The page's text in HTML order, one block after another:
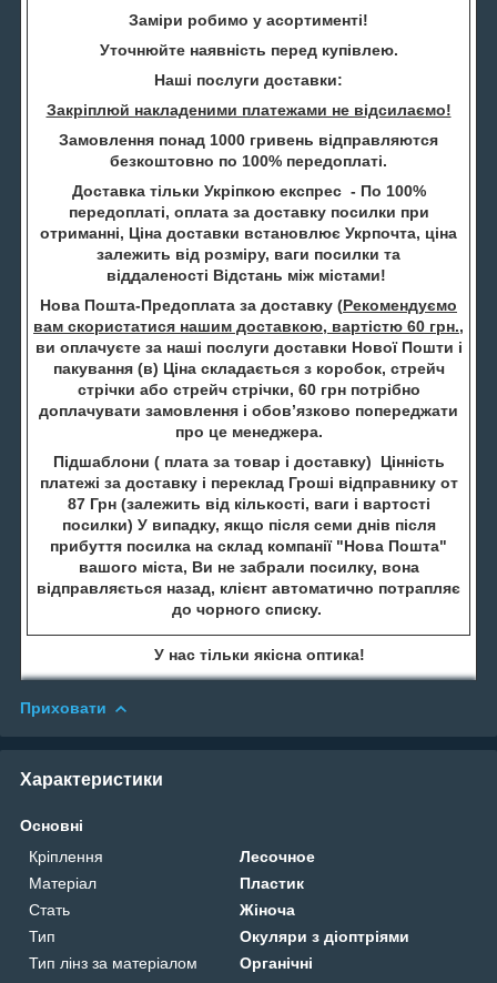
Заміри робимо у асортименті!
Уточнюйте наявність перед купівлею.
Наші послуги доставки:
Закріплюй накладеними платежами не відсилаємо!
Замовлення понад 1000 гривень відправляются
безкоштовно по 100% передоплаті.
Доставка тільки Укріпкою експрес - По 100%
передоплаті, оплата за доставку посилки при
отриманні, Ціна доставки встановлює Укрпочта, ціна
залежить від розміру, ваги посилки та
віддаленості Відстань між містами!
Нова Пошта-Предоплата за доставку (Рекомендуємо
вам скористатися нашим доставкою, вартістю 60 грн.,
ви оплачуєте за наші послуги доставки Нової Пошти і
пакування (в) Ціна складається з коробок, стрейч
стрічки або стрейч стрічки, 60 грн потрібно
доплачувати замовлення і обов’язково попереджати
про це менеджера.
Підшаблони ( плата за товар і доставку) Цінність
платежі за доставку і переклад Гроші відправнику от
87 Грн (залежить від кількості, ваги і вартості
посилки) У випадку, якщо після семи днів після
прибуття посилка на склад компанії "Нова Пошта"
вашого міста, Ви не забрали посилку, вона
відправляється назад, клієнт автоматично потрапляє
до чорного списку.
У нас тільки якісна оптика!
Приховати
Характеристики
Основні
Кріплення
Лесочное
Матеріал
Пластик
Стать
Жіноча
Тип
Окуляри з діоптріями
Тип лінз за матеріалом
Органічні